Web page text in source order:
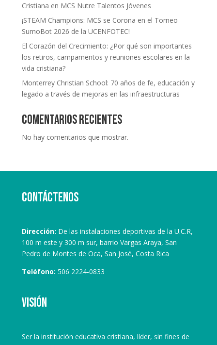
Cristiana en MCS Nutre Talentos Jóvenes
¡STEAM Champions: MCS se Corona en el Torneo
SumoBot 2026 de la UCENFOTEC!
El Corazón del Crecimiento: ¿Por qué son importantes
los retiros, campamentos y reuniones escolares en la
vida cristiana?
Monterrey Christian School: 70 años de fe, educación y
legado a través de mejoras en las infraestructuras
Comentarios recientes
No hay comentarios que mostrar.
Contáctenos
Dirección: De las instalaciones deportivas de la U.C.R,
100 m este y 300 m sur, barrio Vargas Araya, San
Pedro de Montes de Oca, San José, Costa Rica
Teléfono: 506 2224-0833
Visión
Ser la institución educativa cristiana, líder, sin fines de